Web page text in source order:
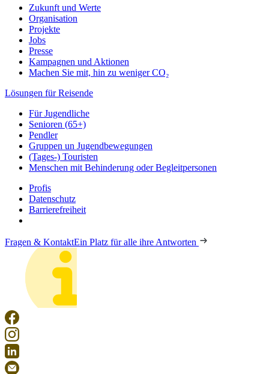
Zukunft und Werte
Organisation
Projekte
Jobs
Presse
Kampagnen und Aktionen
Machen Sie mit, hin zu weniger CO₂
Lösungen für Reisende
Für Jugendliche
Senioren (65+)
Pendler
Gruppen un Jugendbewegungen
(Tages-) Touristen
Menschen mit Behinderung oder Begleitpersonen
Profis
Datenschutz
Barrierefreiheit
Fragen & KontaktEin Platz für alle ihre Antworten